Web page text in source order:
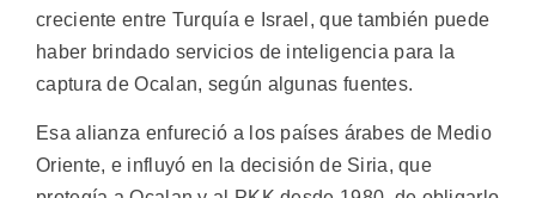
creciente entre Turquía e Israel, que también puede
haber brindado servicios de inteligencia para la
captura de Ocalan, según algunas fuentes.
Esa alianza enfureció a los países árabes de Medio
Oriente, e influyó en la decisión de Siria, que